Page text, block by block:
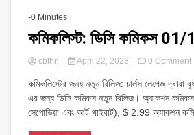
-0 Minutes
কমিকলিস্ট: ডিসি কমিকস
cblhn April 22, 2023 0 Comment
কমিকলিস্টের জন্য নতুন রিলিজ: চার্লস লেপেজ দ্বারা
এর জন্য ডিসি কমিকস নতুন রিলিজ। অ্যাকশন
সেগোভিয়া এবং আর্ট থাইবার্ট), $ 2.99 অ্যাকশন